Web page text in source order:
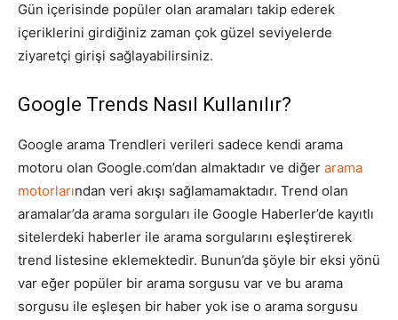
UI/UX
Gün içerisinde popüler olan aramaları takip ederek
içeriklerini girdiğiniz zaman çok güzel seviyelerde
ziyaretçi girişi sağlayabilirsiniz.
Google Trends Nasıl Kullanılır?
Google arama Trendleri verileri sadece kendi arama
motoru olan Google.com’dan almaktadır ve diğer arama
motorlarından veri akışı sağlamamaktadır. Trend olan
aramalar’da arama sorguları ile Google Haberler’de kayıtlı
sitelerdeki haberler ile arama sorgularını eşleştirerek
trend listesine eklemektedir. Bunun’da şöyle bir eksi yönü
var eğer popüler bir arama sorgusu var ve bu arama
sorgusu ile eşleşen bir haber yok ise o arama sorgusu